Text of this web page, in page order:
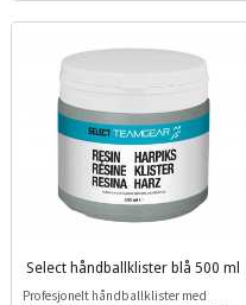
Select håndballklister blå 500 ml
inkl.
Profesjonelt håndballklister med